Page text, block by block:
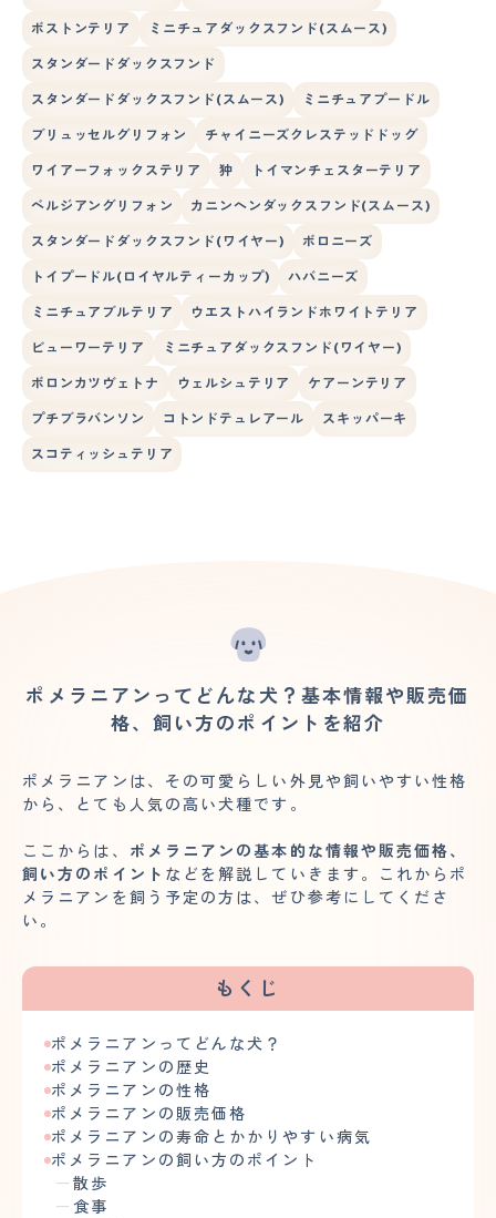
ボストンテリア ミニチュアダックスフンド(スムース)
スタンダードダックスフンド
スタンダードダックスフンド(スムース) ミニチュアプードル
ブリュッセルグリフォン チャイニーズクレステッドドッグ
ワイアーフォックステリア 狆 トイマンチェスターテリア
ベルジアングリフォン カニンヘンダックスフンド(スムース)
スタンダードダックスフンド(ワイヤー) ボロニーズ
トイプードル(ロイヤルティーカップ) ハバニーズ
ミニチュアブルテリア ウエストハイランドホワイトテリア
ビューワーテリア ミニチュアダックスフンド(ワイヤー)
ボロンカツヴェトナ ウェルシュテリア ケアーンテリア
プチブラバンソン コトンドテュレアール スキッパーキ
スコティッシュテリア
ポメラニアンってどんな犬？基本情報や販売価
格、飼い方のポイントを紹介
ポメラニアンは、その可愛らしい外見や飼いやすい性格
から、とても人気の高い犬種です。
ここからは、 ポメラニアンの基本的な情報や販売価格、
飼い方のポイント などを解説していきます。これからポ
メラニアンを飼う予定の方は、ぜひ参考にしてくださ
い。
もくじ
ポメラニアンってどんな犬？
ポメラニアンの歴史
ポメラニアンの性格
ポメラニアンの販売価格
ポメラニアンの寿命とかかりやすい病気
ポメラニアンの飼い方のポイント
散歩
食事